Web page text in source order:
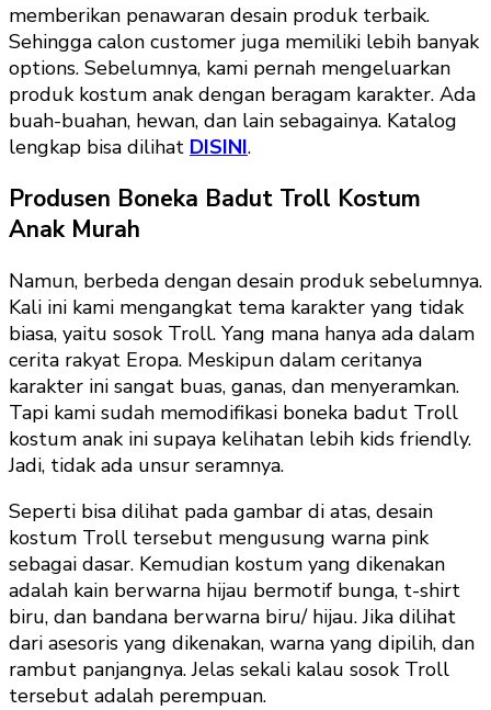
memberikan penawaran desain produk terbaik.
Sehingga calon customer juga memiliki lebih banyak
options. Sebelumnya, kami pernah mengeluarkan
produk kostum anak dengan beragam karakter. Ada
buah-buahan, hewan, dan lain sebagainya. Katalog
lengkap bisa dilihat DISINI.
Produsen Boneka Badut Troll Kostum
Anak Murah
Namun, berbeda dengan desain produk sebelumnya.
Kali ini kami mengangkat tema karakter yang tidak
biasa, yaitu sosok Troll. Yang mana hanya ada dalam
cerita rakyat Eropa. Meskipun dalam ceritanya
karakter ini sangat buas, ganas, dan menyeramkan.
Tapi kami sudah memodifikasi boneka badut Troll
kostum anak ini supaya kelihatan lebih kids friendly.
Jadi, tidak ada unsur seramnya.
Seperti bisa dilihat pada gambar di atas, desain
kostum Troll tersebut mengusung warna pink
sebagai dasar. Kemudian kostum yang dikenakan
adalah kain berwarna hijau bermotif bunga, t-shirt
biru, dan bandana berwarna biru/ hijau. Jika dilihat
dari asesoris yang dikenakan, warna yang dipilih, dan
rambut panjangnya. Jelas sekali kalau sosok Troll
tersebut adalah perempuan.